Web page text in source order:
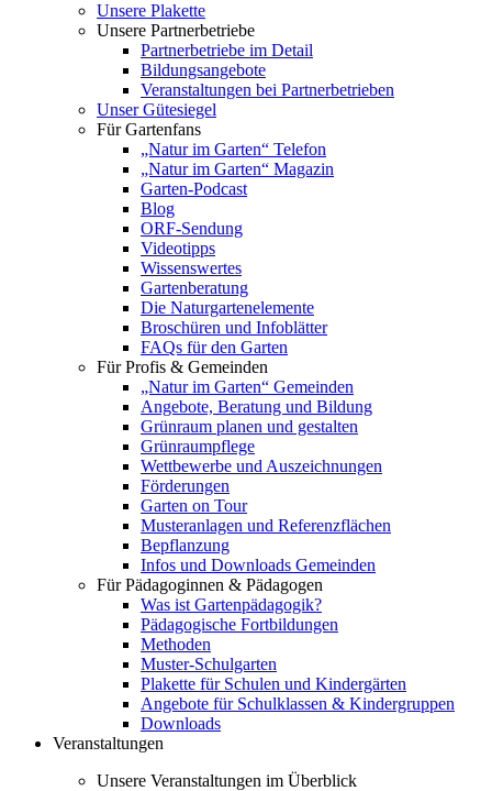
Unsere Plakette
Unsere Partnerbetriebe
Partnerbetriebe im Detail
Bildungsangebote
Veranstaltungen bei Partnerbetrieben
Unser Gütesiegel
Für Gartenfans
„Natur im Garten“ Telefon
„Natur im Garten“ Magazin
Garten-Podcast
Blog
ORF-Sendung
Videotipps
Wissenswertes
Gartenberatung
Die Naturgartenelemente
Broschüren und Infoblätter
FAQs für den Garten
Für Profis & Gemeinden
„Natur im Garten“ Gemeinden
Angebote, Beratung und Bildung
Grünraum planen und gestalten
Grünraumpflege
Wettbewerbe und Auszeichnungen
Förderungen
Garten on Tour
Musteranlagen und Referenzflächen
Bepflanzung
Infos und Downloads Gemeinden
Für Pädagoginnen & Pädagogen
Was ist Gartenpädagogik?
Pädagogische Fortbildungen
Methoden
Muster-Schulgarten
Plakette für Schulen und Kindergärten
Angebote für Schulklassen & Kindergruppen
Downloads
Veranstaltungen
Unsere Veranstaltungen im Überblick